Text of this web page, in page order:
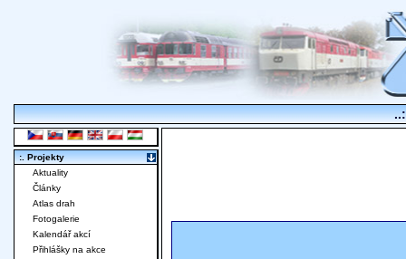
:. Projekty
Aktuality
Články
Atlas drah
Fotogalerie
Kalendář akcí
Přihlášky na akce